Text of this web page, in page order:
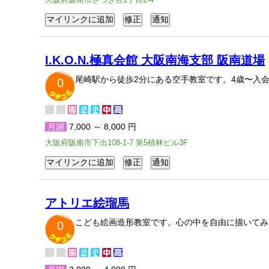
I.K.O.N.極真会館 大阪南海支部 阪南道場
0
尾崎駅から徒歩2分にある空手教室です。4歳〜入会
月謝 7,000 ～ 8,000 円
大阪府阪南市下出108-1-7 第5植林ビル3F
アトリエ絵瑠馬
0
こども絵画造形教室です。心の中を自由に描いて